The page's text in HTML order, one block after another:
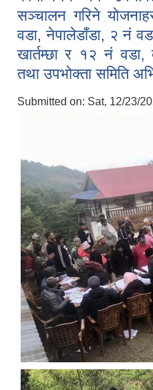
सञ्चालन गरिने
वडा, नेपालेडाँडा, २ नं
खार्तम्छा र १२ नं वडा,
तथा उपभोक्ता समिति
Submitted on: Sat, 12/23/